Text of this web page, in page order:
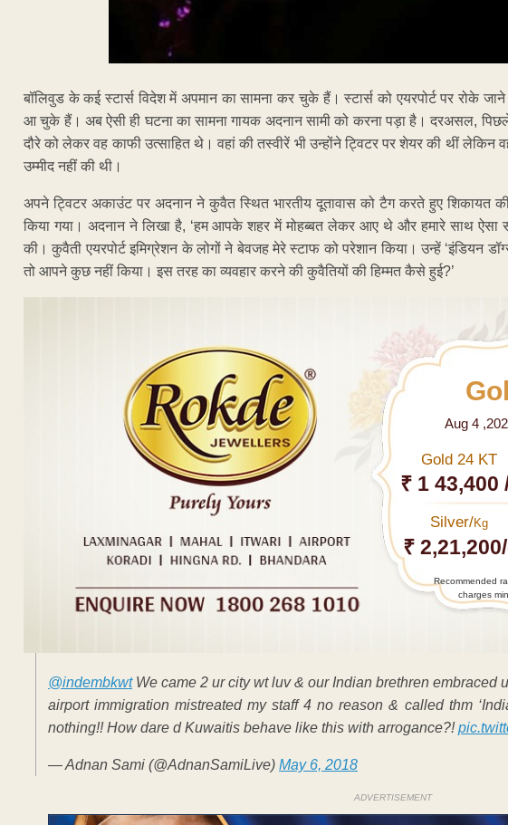
बॉलिवुड के कई स्टार्स विदेश में अपमान का सामना कर चुके हैं। स्टार्स को एयरपोर्ट पर रोके
आ चुके हैं। अब ऐसी ही घटना का सामना गायक अदनान सामी को करना पड़ा है। दरअसल,
दौरे को लेकर वह काफी उत्साहित थे। वहां की तस्वीरें भी उन्होंने ट्विटर पर शेयर की थीं लेकिन
उम्मीद नहीं की थी।
अपने ट्विटर अकाउंट पर अदनान ने कुवैत स्थित भारतीय दूतावास को टैग करते हुए शिकायत
किया गया। अदनान ने लिखा है, ‘हम आपके शहर में मोहब्बत लेकर आए थे और हमारे साथ ऐसा
की। कुवैती एयरपोर्ट इमिग्रेशन के लोगों ने बेवजह मेरे स्टाफ को परेशान किया। उन्हें ‘इंडियन
तो आपने कुछ नहीं किया। इस तरह का व्यवहार करने की कुवैतियों की हिम्मत कैसे हुई?’
Aug 4
Gold 24 KT
₹ 1 43,400
Silver/Kg
₹
Recommended
charges
@indembkwtWe came 2 ur city wt luv & our Indian brethren embraced
airport immigration mistreated my staff 4 no reason & called thm
nothing!! How dare d Kuwaitis behave like this with arrogance?!
— Adnan Sami (@AdnanSamiLive) May 6, 2018
ADVERTISEMENT